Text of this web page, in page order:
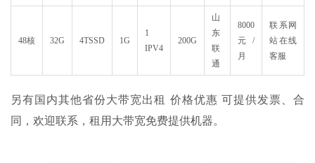
48核 32G 4TSSD 1G
1
IPV4
200G
山
东
联
通
8000
元/
月
联系网
站在线
客服
另有国内其他省份大带宽出租 价格优惠 可提供发票、合
同，欢迎联系，租用大带宽免费提供机器。